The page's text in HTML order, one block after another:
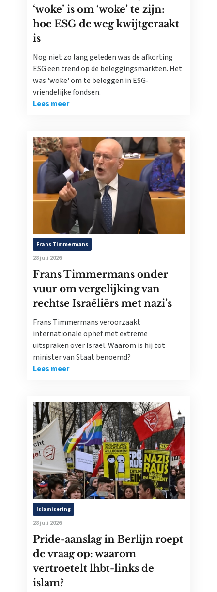
‘woke’ is om ‘woke’ te zijn:
hoe ESG de weg kwijtgeraakt
is
Nog niet zo lang geleden was de afkorting
ESG een trend op de beleggingsmarkten. Het
was 'woke' om te beleggen in ESG-
vriendelijke fondsen.
Lees meer
Frans Timmermans
28 juli 2026
Frans Timmermans onder
vuur om vergelijking van
rechtse Israëliërs met nazi’s
Frans Timmermans veroorzaakt
internationale ophef met extreme
uitspraken over Israël. Waarom is hij tot
minister van Staat benoemd?
Lees meer
Islamisering
28 juli 2026
Pride-aanslag in Berlijn roept
de vraag op: waarom
vertroetelt lhbt-links de
islam?